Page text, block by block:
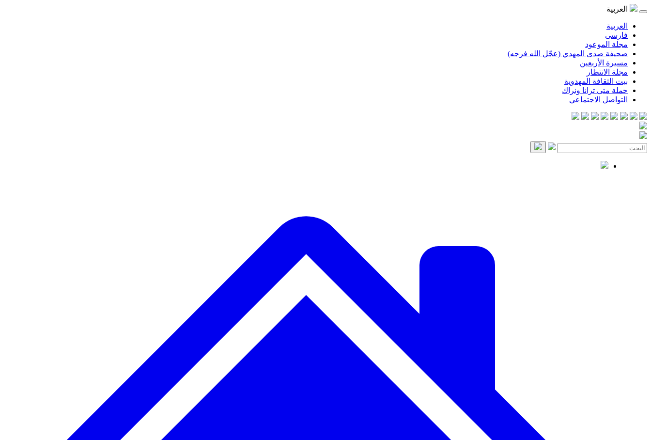
العربية
العربية
فارسی
مجلة الموعود
صحيفة صدى المهدي (عجّل الله فرجه)
مسيرة الأربعين
مجلة الانتظار
بيت الثقافة المهدوية
حملة متى ترانا ونراك
التواصل الاجتماعي